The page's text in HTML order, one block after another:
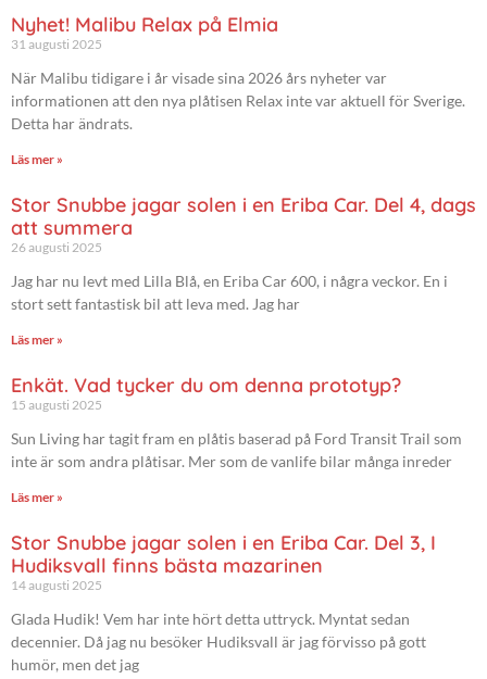
Nyhet! Malibu Relax på Elmia
31 augusti 2025
När Malibu tidigare i år visade sina 2026 års nyheter var
informationen att den nya plåtisen Relax inte var aktuell för Sverige.
Detta har ändrats.
Läs mer »
Stor Snubbe jagar solen i en Eriba Car. Del 4, dags
att summera
26 augusti 2025
Jag har nu levt med Lilla Blå, en Eriba Car 600, i några veckor. En i
stort sett fantastisk bil att leva med. Jag har
Läs mer »
Enkät. Vad tycker du om denna prototyp?
15 augusti 2025
Sun Living har tagit fram en plåtis baserad på Ford Transit Trail som
inte är som andra plåtisar. Mer som de vanlife bilar många inreder
Läs mer »
Stor Snubbe jagar solen i en Eriba Car. Del 3, I
Hudiksvall finns bästa mazarinen
14 augusti 2025
Glada Hudik! Vem har inte hört detta uttryck. Myntat sedan
decennier. Då jag nu besöker Hudiksvall är jag förvisso på gott
humör, men det jag